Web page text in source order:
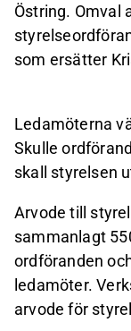
Östring. Omval
som ersätter
Ledamöterna
Skulle
skall styrelsen
Arvode till
sammanlagt
ordföranden
ledamöter.
arvode för